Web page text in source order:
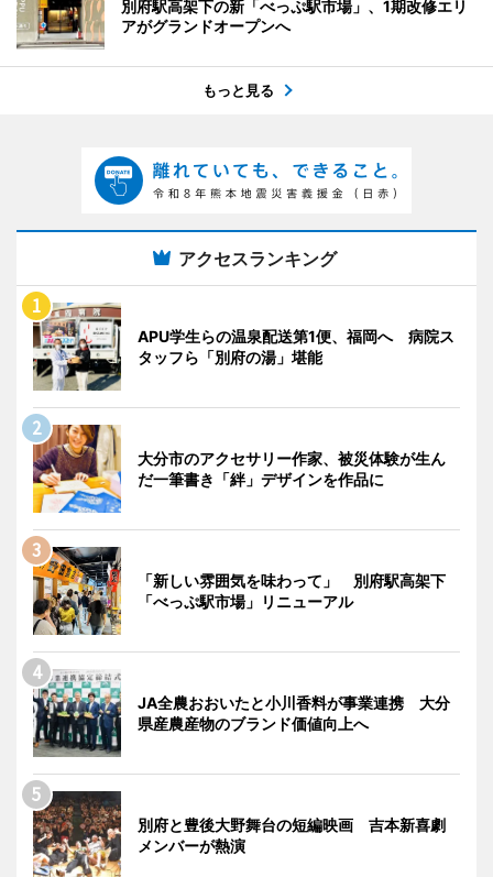
別府駅高架下の新「べっぷ駅市場」、1期改修エリ
アがグランドオープンへ
もっと見る
アクセスランキング
APU学生らの温泉配送第1便、福岡へ 病院ス
タッフら「別府の湯」堪能
大分市のアクセサリー作家、被災体験が生ん
だ一筆書き「絆」デザインを作品に
「新しい雰囲気を味わって」 別府駅高架下
「べっぷ駅市場」リニューアル
JA全農おおいたと小川香料が事業連携 大分
県産農産物のブランド価値向上へ
別府と豊後大野舞台の短編映画 吉本新喜劇
メンバーが熱演